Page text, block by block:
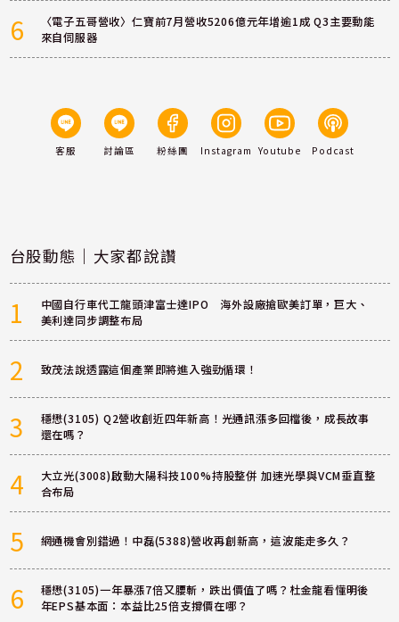
6
〈電子五哥營收〉仁寶前7月營收5206億元年增逾1成 Q3主要動能
來自伺服器
客服 討論區 粉絲團 Instagram Youtube Podcast
台股動態｜大家都說讚
1
中國自行車代工龍頭津富士達IPO 海外設廠搶歐美訂單，巨大、
美利達同步調整布局
2 致茂法說透露這個產業即將進入強勁循環！
3
穩懋(3105) Q2營收創近四年新高！光通訊漲多回檔後，成長故事
還在嗎？
4
大立光(3008)啟動大陽科技100%持股整併 加速光學與VCM垂直整
合布局
5 網通機會別錯過！中磊(5388)營收再創新高，這波能走多久？
6
穩懋(3105)一年暴漲7倍又腰斬，跌出價值了嗎？杜金龍看懂明後
年EPS基本面：本益比25倍支撐價在哪？